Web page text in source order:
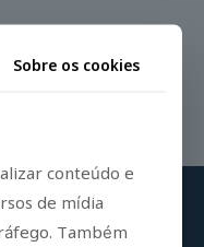
Sobre os cookies
conteúdo e
de mídia
Também